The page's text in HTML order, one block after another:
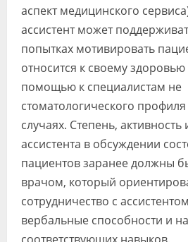
аспект медицинского
ассистент может
попытках мотивировать
относится к своему
помощью к специалистам не
стоматологического
случаях. Степень,
ассистента в обсуждении
пациентов заранее должны
врачом, который
сотрудничество с
вербальные способности и